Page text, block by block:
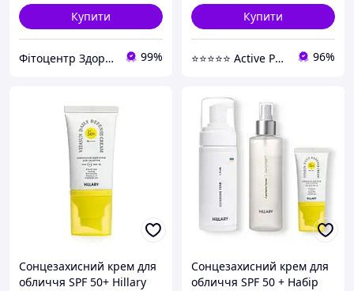
Купити
Фітоцентр Здоров'я & Краса 99%
Купити
⭐️⭐️⭐️⭐️⭐️ Active Point 96%
Сонцезахисний крем для
обличчя SPF 50+ Hillary
Сонцезахисний крем для
обличчя SPF 50 + Набір